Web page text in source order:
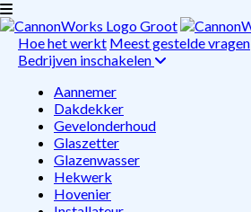
Hoe het werkt Meest gestelde vragen
Bedrijven inschakelen
Aannemer
Dakdekker
Gevelonderhoud
Glaszetter
Glazenwasser
Hekwerk
Hovenier